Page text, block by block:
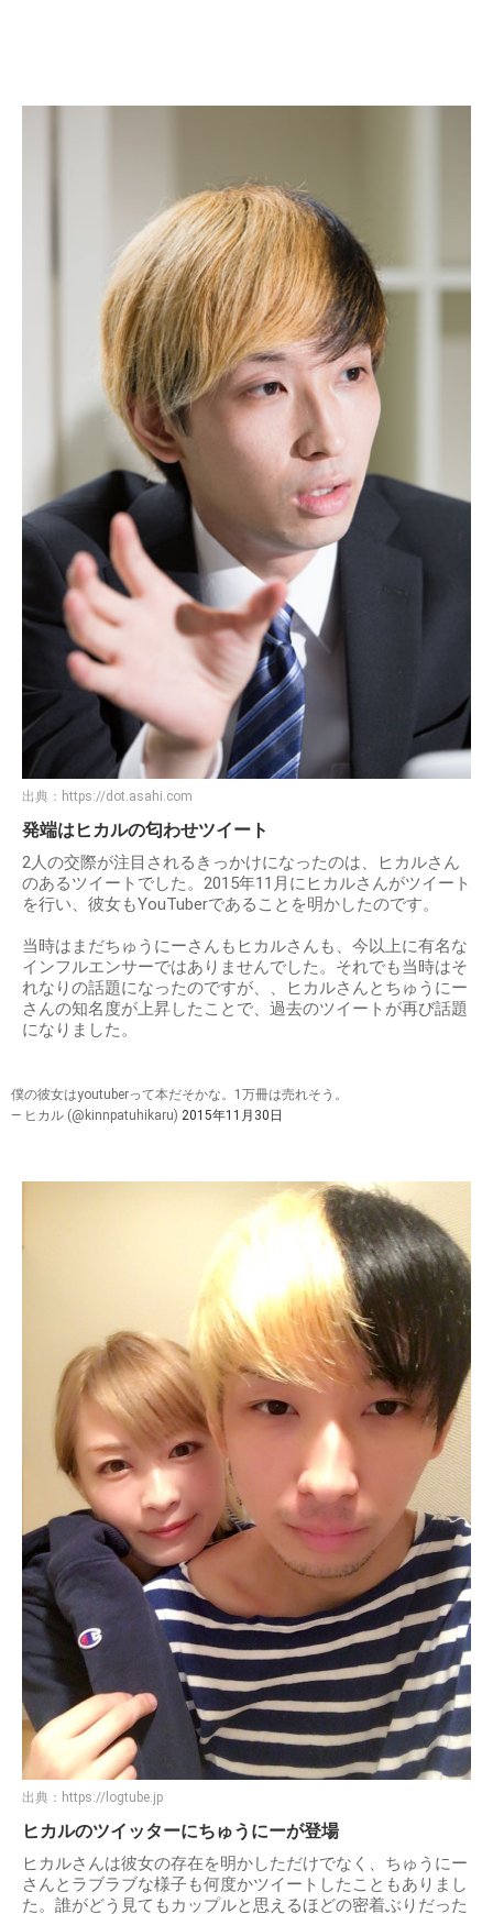
出典： https://dot.asahi.com
発端はヒカルの匂わせツイート
2人の交際が注目されるきっかけになったのは、ヒカルさん
のあるツイートでした。2015年11月にヒカルさんがツイート
を行い、彼女もYouTuberであることを明かしたのです。
当時はまだちゅうにーさんもヒカルさんも、今以上に有名な
インフルエンサーではありませんでした。それでも当時はそ
れなりの話題になったのですが、、ヒカルさんとちゅうにー
さんの知名度が上昇したことで、過去のツイートが再び話題
になりました。
僕の彼女はyoutuberって本だそかな。1万冊は売れそう。
— ヒカル (@kinnpatuhikaru) 2015年11月30日
出典： https://logtube.jp
ヒカルのツイッターにちゅうにーが登場
ヒカルさんは彼女の存在を明かしただけでなく、ちゅうにー
さんとラブラブな様子も何度かツイートしたこともありまし
た。誰がどう見てもカップルと思えるほどの密着ぶりだった